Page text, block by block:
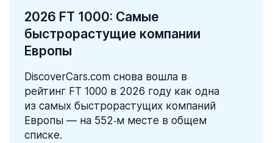
2026 FT 1000: Самые
быстрорастущие компании
Европы
DiscoverCars.com снова вошла в
рейтинг FT 1000 в 2026 году как одна
из самых быстрорастущих компаний
Европы — на 552‑м месте в общем
списке.